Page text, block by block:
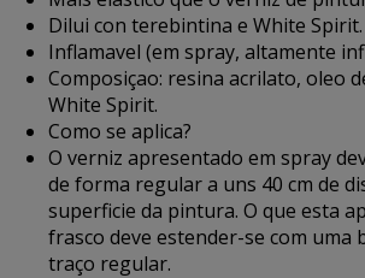
Dilui con terebintina e White Spirit.
Inflamavel (em spray, altamente
Composiçao: resina acrilato, oleo
White Spirit.
Como se aplica?
O verniz apresentado em spray
de forma regular a uns 40 cm de
superficie da pintura. O que esta
frasco deve estender-se com uma
traço regular.